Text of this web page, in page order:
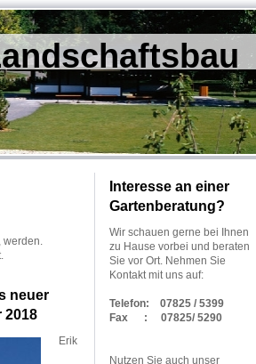
neuer
2018
Erik
Interesse an einer
Gartenberatung?
Wir schauen gerne bei Ihnen
zu Hause vorbei und beraten
Sie vor Ort. Nehmen Sie
Kontakt mit uns auf:
Telefon: 07825 / 5399
Fax : 07825/ 5290
Nutzen Sie auch unser